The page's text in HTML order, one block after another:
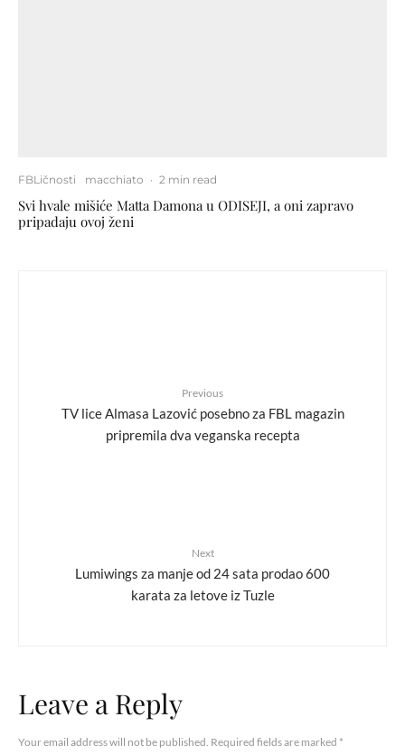
FBLičnosti macchiato · 2 min read
Svi hvale mišiće Matta Damona u ODISEJI, a oni zapravo
pripadaju ovoj ženi
Previous
TV lice Almasa Lazović posebno za FBL magazin
pripremila dva veganska recepta
Next
Lumiwings za manje od 24 sata prodao 600
karata za letove iz Tuzle
Leave a Reply
Your email address will not be published. Required fields are marked *